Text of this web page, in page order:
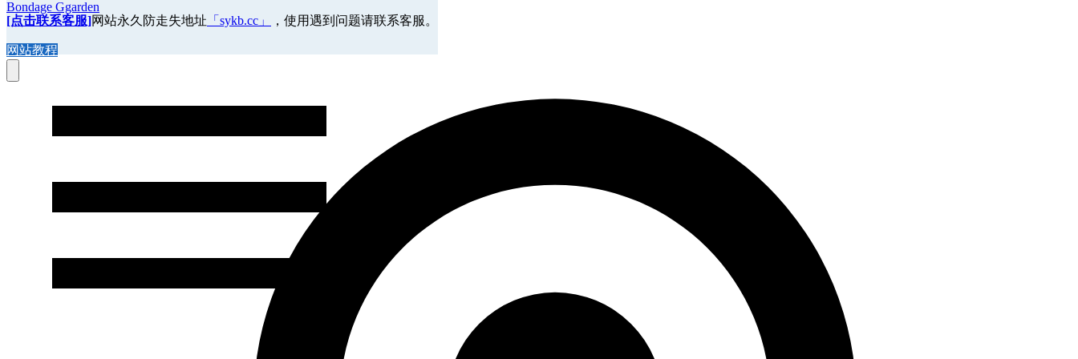
[点击联系客服]网站永久防走失地址 「sykb.cc」 ，使用遇到问题请联系客服。
网站教程
Bondage Ggarden